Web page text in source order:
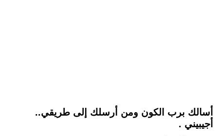
أسالك برب الكون ‏ومن أرسلك إلى طريقي..
‏أجيبيني . ‏